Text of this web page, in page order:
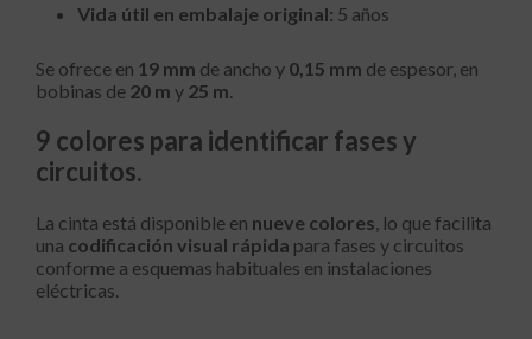
Vida útil en embalaje original: 5 años
Se ofrece en 19 mm de ancho y 0,15 mm de espesor, en
bobinas de 20 m y 25 m.
9 colores para identificar fases y
circuitos.
La cinta está disponible en nueve colores, lo que facilita
una codificación visual rápida para fases y circuitos
conforme a esquemas habituales en instalaciones
eléctricas.